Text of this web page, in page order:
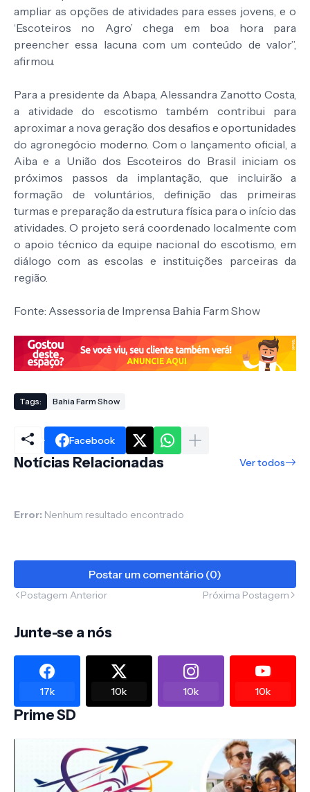
ampliar as opções de atividades para esses jovens, e o
‘Escoteiros no Agro’ chega em boa hora para
preencher essa lacuna com um conteúdo de valor”,
afirmou.
Para a presidente da Abapa, Alessandra Zanotto Costa,
a atividade do escotismo também contribui para
aproximar a nova geração dos desafios e oportunidades
do agronegócio moderno. Com o lançamento oficial, a
Aiba e a União dos Escoteiros do Brasil iniciam os
próximos passos da implantação, que incluirão a
formação de voluntários, definição das primeiras
turmas e preparação da estrutura física para o início das
atividades. O projeto será coordenado localmente com
o apoio técnico da equipe nacional do escotismo, em
diálogo com as escolas e instituições parceiras da
região.
Fonte: Assessoria de Imprensa Bahia Farm Show
Tags: Bahia Farm Show
Facebook
Notícias Relacionadas Ver todos
Error: Nenhum resultado encontrado
Postar um comentário (0)
Postagem Anterior Próxima Postagem
Junte-se a nós
17k 10k 10k 10k
Prime SD